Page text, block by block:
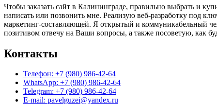
Чтобы заказать сайт в Калининграде, правильно выбрать и
написать или позвонить мне. Реализую веб-разработку под
маркетинг-составляющей. Я открытый и коммуникабельный
позитивом отвечу на Ваши вопросы, а также посоветую, как
Контакты
Телефон: +7 (980) 986-42-64
WhatsApp: +7 (980) 986-42-64
Telegram: +7 (980) 986-42-64
E-mail: pavelguzei@yandex.ru